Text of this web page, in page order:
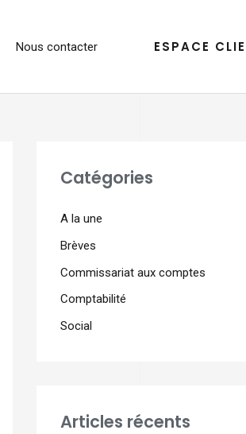
Nous contacter ESPACE
Catégories
A la une
Brèves
Commissariat aux comptes
Comptabilité
Social
Articles récents